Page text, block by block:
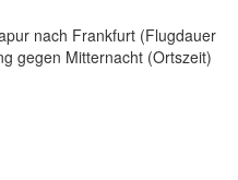
nach Frankfurt (Flugdauer
gegen Mitternacht (Ortszeit)